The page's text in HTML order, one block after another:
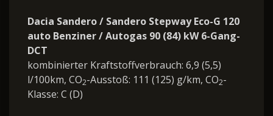
Dacia Sandero / Sandero Stepway Eco-G 120
auto Benziner / Autogas 90 (84) kW 6-Gang-
DCT
kombinierter Kraftstoffverbrauch: 6,9 (5,5)
l/100km, CO2-Ausstoß: 111 (125) g/km, CO2-
Klasse: C (D)